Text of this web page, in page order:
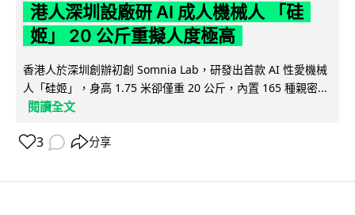
港人深圳設廠研 AI 成人機械人 「硅
姬」 20 公斤重擬人度極高
香港人於深圳創辦初創 Somnia Lab，研發出首款 AI 性愛機械
人「硅姬」，身高 1.75 米卻僅重 20 公斤，內置 165 種親密...
閱讀全文
3 分享